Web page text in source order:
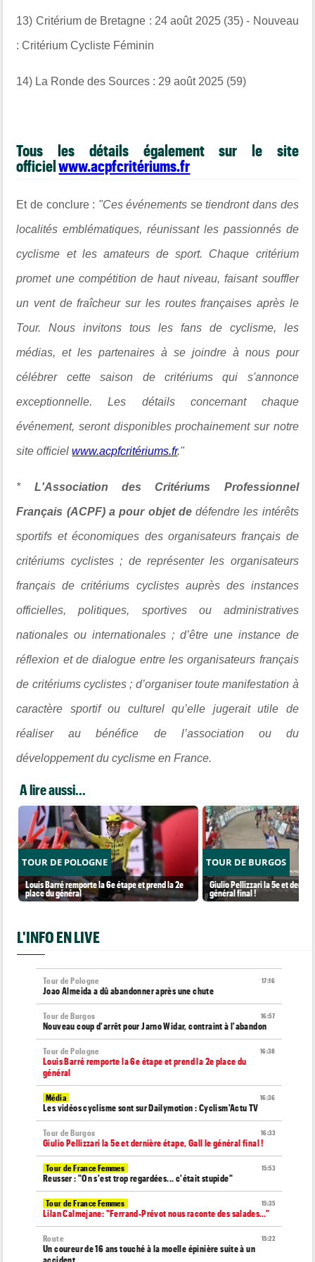
13) Critérium de Bretagne : 24 août 2025 (35) - Nouveau
: Critérium Cycliste Féminin
14) La Ronde des Sources : 29 août 2025 (59)
Tous les détails également sur le site
officielwww.acpfcritériums.fr
Et de conclure : "Ces événements se tiendront dans des
localités emblématiques, réunissant les passionnés de
cyclisme et les amateurs de sport. Chaque critérium
promet une compétition de haut niveau, faisant souffler
un vent de fraîcheur sur les routes françaises après le
Tour. Nous invitons tous les fans de cyclisme, les
médias, et les partenaires à se joindre à nous pour
célébrer cette saison de critériums qui s'annonce
exceptionnelle. Les détails concernant chaque
événement, seront disponibles prochainement sur notre
site officielwww.acpfcritériums.fr."
* L'Association des Critériums Professionnel
Français (ACPF)a pour objet dedéfendre les intérêts
sportifs et économiques des organisateurs français de
critériums cyclistes ; de représenter les organisateurs
français de critériums cyclistes auprès des instances
officielles, politiques, sportives ou administratives
nationales ou internationales ; d’être une instance de
réflexion et de dialogue entre les organisateurs français
de critériums cyclistes ; d’organiser toute manifestation à
caractère sportif ou culturel qu’elle jugerait utile de
réaliser au bénéfice de l’association ou du
développement du cyclisme en France.
A lire aussi...
TOUR DE POLOGNE
Louis Barré remporte la 6e étape et prend la 2e
place du général
TOUR DE BURGOS
Giulio Pellizzari la 5e et
général final !
L'INFO EN LIVE
17:16
Tour de Pologne
Joao Almeida a dû abandonner après une chute
16:57
Tour de Burgos
Nouveau coup d'arrêt pour Jarno Widar, contraint à l'abandon
16:38
Tour de Pologne
Louis Barré remporte la 6e étape et prend la 2e place du
général
16:36
Média
Les vidéos cyclisme sont sur Dailymotion : Cyclism'Actu TV
16:33
Tour de Burgos
Giulio Pellizzari la 5e et dernière étape, Gall le général final !
15:53
Tour de France Femmes
Reusser : "On s'est trop regardées... c'était stupide"
15:35
Tour de France Femmes
Lilan Calmejane: "Ferrand-Prévot nous raconte des salades…"
15:22
Route
Un coureur de 16 ans touché à la moelle épinière suite à un
accident